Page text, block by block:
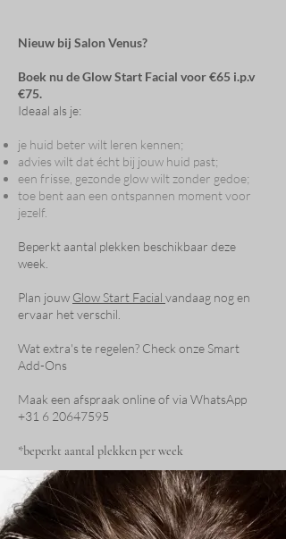
Nieuw bij Salon Venus?
Boek nu de Glow Start Facial voor €65 i.p.v
€75.
Ideaal als je:​
je huid beter wilt leren kennen;
advies wilt dat écht bij jouw huid past;
een frisse, gezonde glow wilt zonder gedoe;
toe bent aan een ontspannen moment voor
jezelf.
Beperkt aantal plekken beschikbaar deze
week.
Plan jouw Glow Start Facial vandaag nog en
ervaar het verschil.
Wat extra's te regelen? Check onze Smart
Add-Ons
Maak een afspraak online of via WhatsApp
+31 6 20647595
*beperkt aantal plekken per week